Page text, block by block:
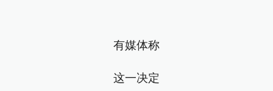
有媒体称
这一决定